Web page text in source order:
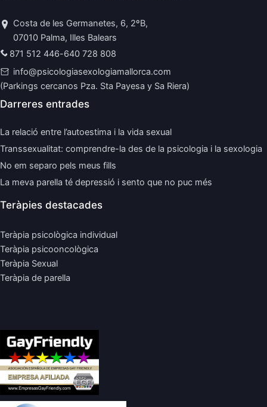
Costa de les Germanetes, 6, 2ºB,
07010 Palma, Illes Balears
871 512 446-640 728 808
info@psicologiasexologiamallorca.com
(Parkings cercanos Pza. Sta Payesa y Sa Riera)
Darreres entrades
La relació entre l’autoestima i la vida sexual
Transsexualitat: comprendre-la des de la psicologia i la sexologia
No em separo pels meus fills
La meva parella té depressió i sento que no puc més
Teràpies destacades
Teràpia psicològica individual
Teràpia psicooncològica
Teràpia Sexual
Teràpia de parella